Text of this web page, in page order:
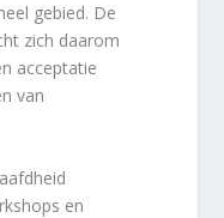
gebied. De
zich daarom
acceptatie
van
en